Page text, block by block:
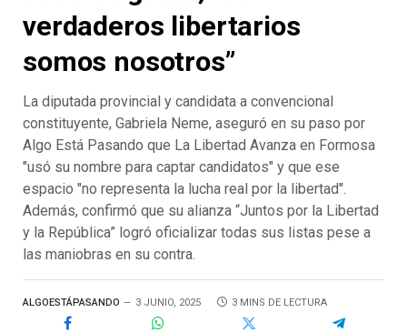
verdaderos libertarios
somos nosotros”
La diputada provincial y candidata a convencional
constituyente, Gabriela Neme, aseguró en su paso por
Algo Está Pasando que La Libertad Avanza en Formosa
"usó su nombre para captar candidatos" y que ese
espacio "no representa la lucha real por la libertad".
Además, confirmó que su alianza “Juntos por la Libertad
y la República” logró oficializar todas sus listas pese a
las maniobras en su contra.
ALGOESTÁPASANDO 3 JUNIO, 2025 3 MINS DE LECTURA